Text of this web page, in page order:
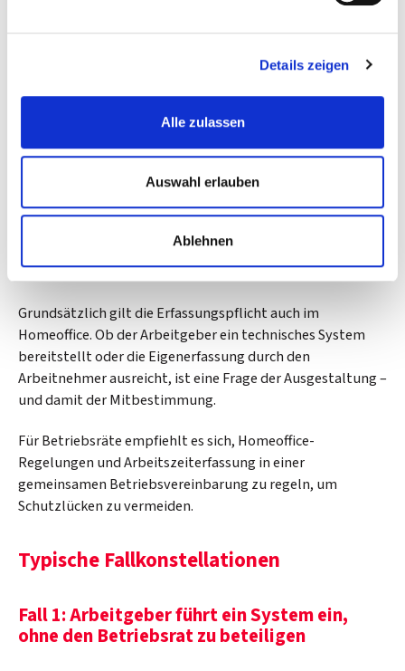
Details zeigen
Alle zulassen
Auswahl erlauben
Ablehnen
Gesichtserkennung – unterliegen besonders strengen
Anforderungen, da sie besondere Kategorien
verarbeiten.
Was gilt im Homeoffice?
Mit der Zunahme von Homeoffice und mobilem Arbeiten
häuslichen Umfeld erfasst? Wer ist für die Aufzeichnung
verantwortlich?
Grundsätzlich gilt die Erfassungspflicht auch im
Homeoffice. Ob der Arbeitgeber ein technisches System
bereitstellt oder die Eigenerfassung durch den
Arbeitnehmer ausreicht, ist eine Frage der Ausgestaltung –
und damit der Mitbestimmung.
Für Betriebsräte empfiehlt es sich, Homeoffice-
Regelungen und Arbeitszeiterfassung in einer
gemeinsamen Betriebsvereinbarung zu regeln, um
Schutzlücken zu vermeiden.
Typische Fallkonstellationen
Fall 1: Arbeitgeber führt ein System ein,
ohne den Betriebsrat zu beteiligen